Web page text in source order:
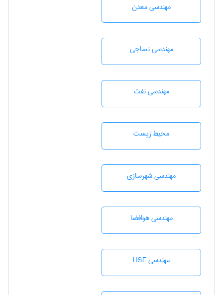
مهندسی معدن
مهندسي نساجی
مهندسی نفت
محيط زيست
مهندسی شهرسازی
مهندسی هوافضا
مهندسی HSE